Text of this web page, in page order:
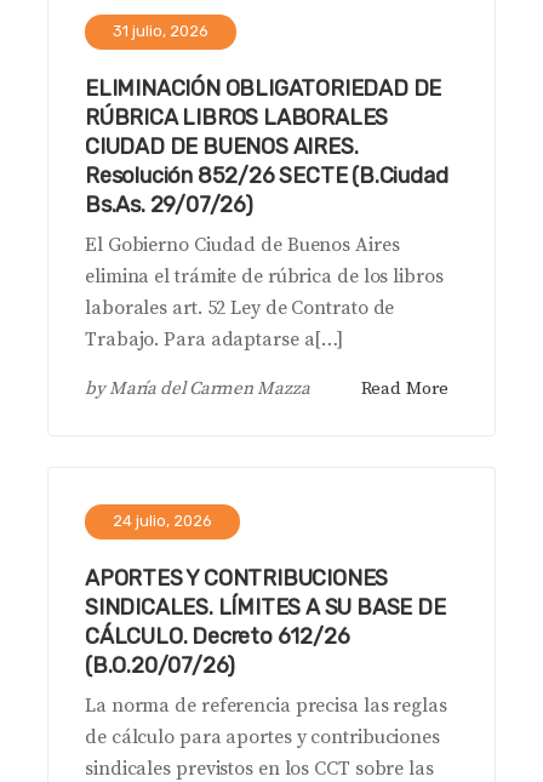
31 julio, 2026
ELIMINACIÓN OBLIGATORIEDAD DE
RÚBRICA LIBROS LABORALES
CIUDAD DE BUENOS AIRES.
Resolución 852/26 SECTE (B.Ciudad
Bs.As. 29/07/26)
El Gobierno Ciudad de Buenos Aires
elimina el trámite de rúbrica de los libros
laborales art. 52 Ley de Contrato de
Trabajo. Para adaptarse a[…]
byMaría del Carmen Mazza Read More
24 julio, 2026
APORTES Y CONTRIBUCIONES
SINDICALES. LÍMITES A SU BASE DE
CÁLCULO. Decreto 612/26
(B.O.20/07/26)
La norma de referencia precisa las reglas
de cálculo para aportes y contribuciones
sindicales previstos en los CCT sobre las